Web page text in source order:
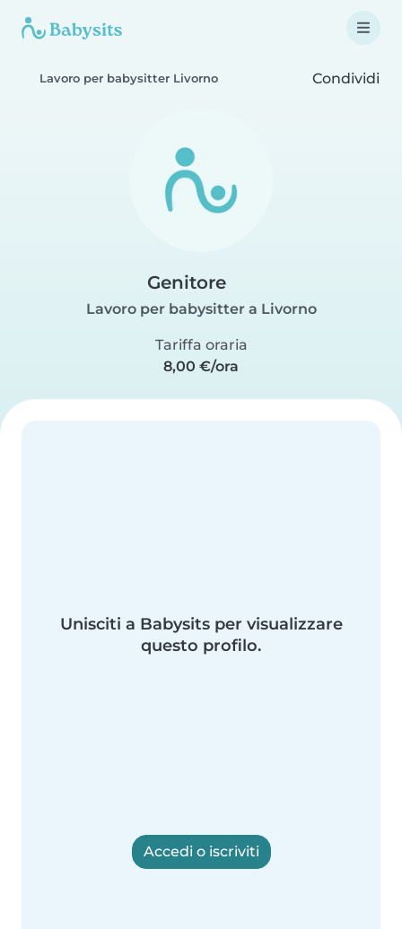
Lavoro per babysitter Livorno Condividi
Genitore
Lavoro per babysitter a Livorno
Tariffa oraria
8,00 €/ora
Unisciti a Babysits per visualizzare
questo profilo.
Accedi o iscriviti